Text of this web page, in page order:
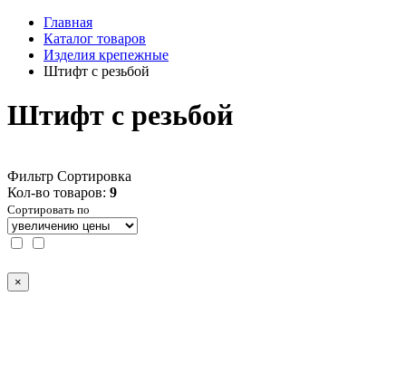
Главная
Каталог товаров
Изделия крепежные
Штифт с резьбой
Штифт с резьбой
Фильтр Сортировка
Кол-во товаров: 9
Сортировать по
×